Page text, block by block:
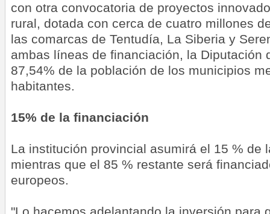
con otra convocatoria de proyectos
rural, dotada con cerca de cuatro millones
las comarcas de Tentudía, La Siberia y
ambas líneas de financiación, la Diputación
87,54% de la población de los municipios
habitantes.
15% de la financiación
La institución provincial asumirá el 15 % de
mientras que el 85 % restante será
europeos.